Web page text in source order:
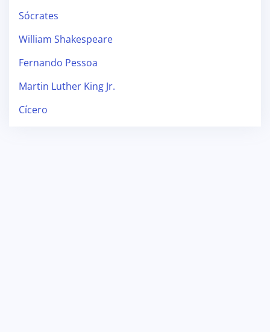
Sócrates
William Shakespeare
Fernando Pessoa
Martin Luther King Jr.
Cícero